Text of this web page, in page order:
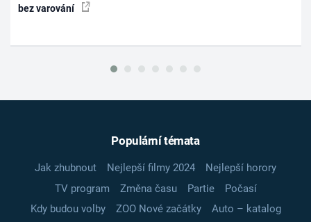
bez varování
Populární témata
Jak zhubnout Nejlepší filmy 2024
Nejlepší horory
TV program
Změna času Partie
Počasí
Kdy budou volby
ZOO Nové začátky
Auto – katalog